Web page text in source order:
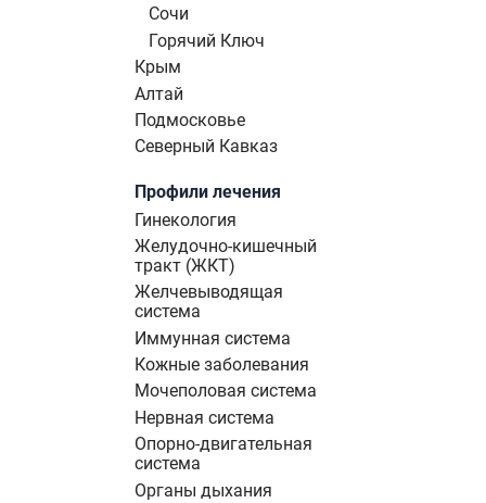
Сочи
Горячий Ключ
Крым
Алтай
Подмосковье
Северный Кавказ
Профили лечения
Гинекология
Желудочно-кишечный
тракт (ЖКТ)
Желчевыводящая
система
Иммунная система
Кожные заболевания
Мочеполовая система
Нервная система
Опорно-двигательная
система
Органы дыхания